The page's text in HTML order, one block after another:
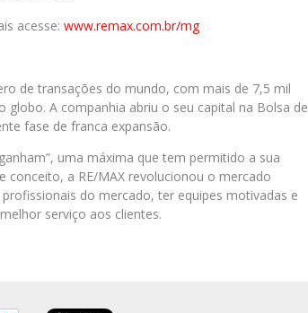
acesse: www.remax.com.br/mg
de transações do mundo, com mais de 7,5 mil
A companhia abriu o seu capital na Bolsa de
fase de franca expansão.
uma máxima que tem permitido a sua
conceito, a RE/MAX revolucionou o mercado
do mercado, ter equipes motivadas e
serviço aos clientes.